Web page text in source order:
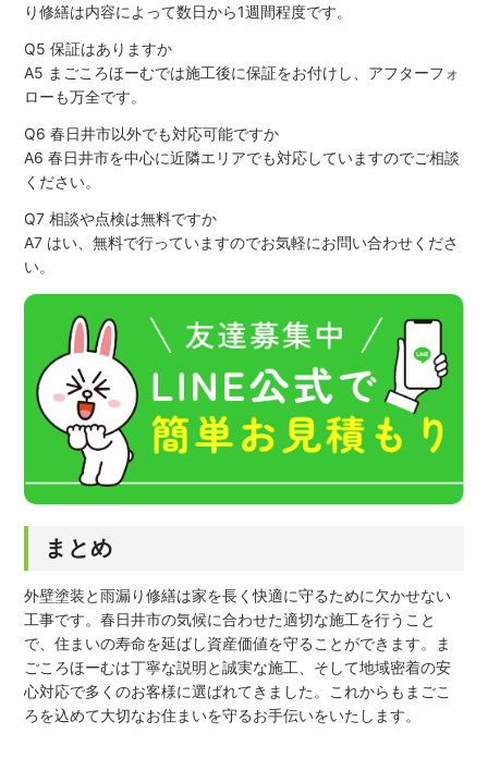
り修繕は内容によって数日から1週間程度です。
Q5 保証はありますか
A5 まごころほーむでは施工後に保証をお付けし、アフターフォ
ローも万全です。
Q6 春日井市以外でも対応可能ですか
A6 春日井市を中心に近隣エリアでも対応していますのでご相談
ください。
Q7 相談や点検は無料ですか
A7 はい、無料で行っていますのでお気軽にお問い合わせくださ
い。
まとめ
外壁塗装と雨漏り修繕は家を長く快適に守るために欠かせない
工事です。春日井市の気候に合わせた適切な施工を行うこと
で、住まいの寿命を延ばし資産価値を守ることができます。ま
ごころほーむは丁寧な説明と誠実な施工、そして地域密着の安
心対応で多くのお客様に選ばれてきました。これからもまごこ
ろを込めて大切なお住まいを守るお手伝いをいたします。